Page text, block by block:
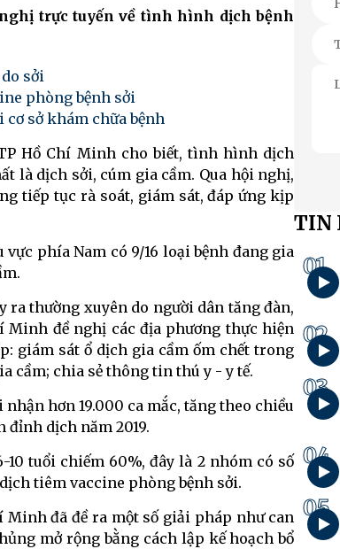
trực tuyến về tình hình dịch bệnh
sởi
phòng bệnh sởi
cơ sở khám chữa bệnh
Hồ Chí Minh cho biết, tình hình dịch
là dịch sởi, cúm gia cầm. Qua hội nghị,
tiếp tục rà soát, giám sát, đáp ứng kịp
phía Nam có 9/16 loại bệnh đang gia
ra thường xuyên do người dân tăng đàn,
Minh đề nghị các địa phương thực hiện
giám sát ổ dịch gia cầm ốm chết trong
cầm; chia sẻ thông tin thú y - y tế.
hơn 19.000 ca mắc, tăng theo chiều
đỉnh dịch năm 2019.
tuổi chiếm 60%, đây là 2 nhóm có số
tiêm vaccine phòng bệnh sởi.
Minh đã đề ra một số giải pháp như can
mở rộng bằng cách lập kế hoạch bổ
TIN
01
02
03
04
05